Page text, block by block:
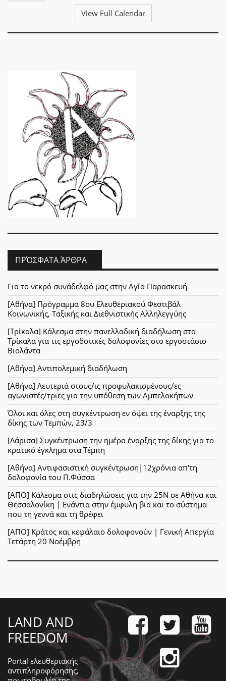
View Full Calendar
ΠΡΌΣΦΑΤΑ ΆΡΘΡΑ
Για το νεκρό συνάδελφό μας στην Αγία Παρασκευή
[Αθήνα] Πρόγραμμα 8ου Ελευθεριακού Φεστιβάλ
Κοινωνικής, Ταξικής και Διεθνιστικής Αλληλεγγύης
[Τρίκαλα] Κάλεσμα στην πανελλαδική διαδήλωση στα
Τρίκαλα για τις εργοδοτικές δολοφονίες στο εργοστάσιο
Βιολάντα
[Αθήνα] Αντιπολεμική διαδήλωση
[Αθήνα] Λευτεριά στους/ις προφυλακισμένους/ες
αγωνιστές/τριες για την υπόθεση των Αμπελοκήπων
Όλοι και όλες στη συγκέντρωση εν όψει της έναρξης της
δίκης των Τεμπών, 23/3
[Λάρισα] Συγκέντρωση την ημέρα έναρξης της δίκης για το
κρατικό έγκλημα στα Τέμπη
[Αθήνα] Αντιφασιστική συγκέντρωση|12χρόνια απ'τη
δολοφονία του Π.Φύσσα
[ΑΠΟ] Κάλεσμα στις διαδηλώσεις για την 25Ν σε Αθήνα και
Θεσσαλονίκη | Ενάντια στην έμφυλη βια και το σύστημα
που τη γεννά και τη θρέφει
[ΑΠΟ] Κράτος και κεφάλαιο δολοφονούν | Γενική Απεργία
Τετάρτη 20 Νοέμβρη
LAND AND
FREEDOM
Portal ελευθεριακής
αντιπληροφόρησης,